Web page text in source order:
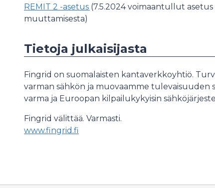
REMIT 2 -asetus (7.5.2024 voimaantullut
muuttamisesta)
Tietoja julkaisijasta
Fingrid on suomalaisten kantaverkkoyhtiö.
varman sähkön ja muovaamme tulevaisuuden
varma ja Euroopan kilpailukykyisin
Fingrid välittää. Varmasti.
www.fingrid.fi